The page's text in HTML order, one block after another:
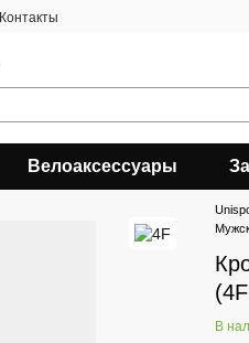
Контакты
Велоаксессуары
В